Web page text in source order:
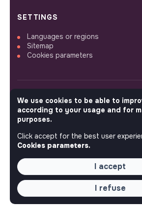
SETTINGS
Languages or regions
Sitemap
Cookies parameters
FOLLOW US
© 2026 jobs that makesense.
We use cookies to be able to
according to your usage and for
purposes.
Click accept for the best user
Cookies parameters.
I accept
I refuse